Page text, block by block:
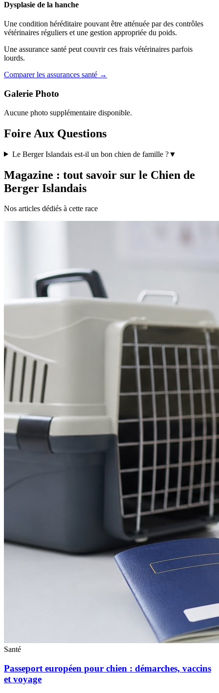
Dysplasie de la hanche
Une condition héréditaire pouvant être atténuée par des contrôles
vétérinaires réguliers et une gestion appropriée du poids.
Une assurance santé peut couvrir ces frais vétérinaires parfois
lourds.
Comparer les assurances santé →
Galerie Photo
Aucune photo supplémentaire disponible.
Foire Aux Questions
Le Berger Islandais est-il un bon chien de famille ?▼
Magazine : tout savoir sur le Chien de
Berger Islandais
Nos articles dédiés à cette race
Santé
Passeport européen pour chien : démarches, vaccins
et voyage